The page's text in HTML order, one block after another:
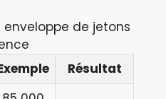
enveloppe de jetons
Résultat